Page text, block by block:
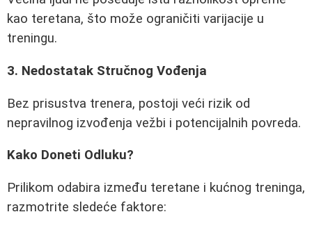
kao teretana, što može ograničiti varijacije u
treningu.
3. Nedostatak Stručnog Vođenja
Bez prisustva trenera, postoji veći rizik od
nepravilnog izvođenja vežbi i potencijalnih povreda.
Kako Doneti Odluku?
Prilikom odabira između teretane i kućnog treninga,
razmotrite sledeće faktore: